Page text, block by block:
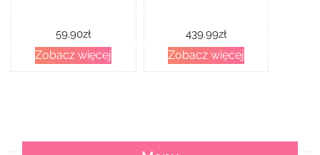
59.90zł
Zobacz więcej
439.99zł
Zobacz więcej